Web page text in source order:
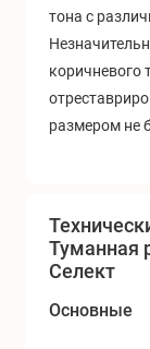
тона с
коричневого
размером не
Туманная
Селект
Основные